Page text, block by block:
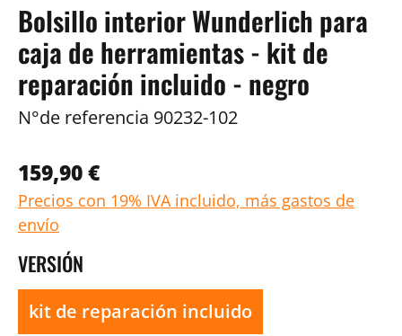
Bolsillo interior Wunderlich para
caja de herramientas - kit de
reparación incluido - negro
N°de referencia 90232-102
159,90 €
Precios con 19% IVA incluido, más gastos de
envío
VERSIÓN
kit de reparación incluido